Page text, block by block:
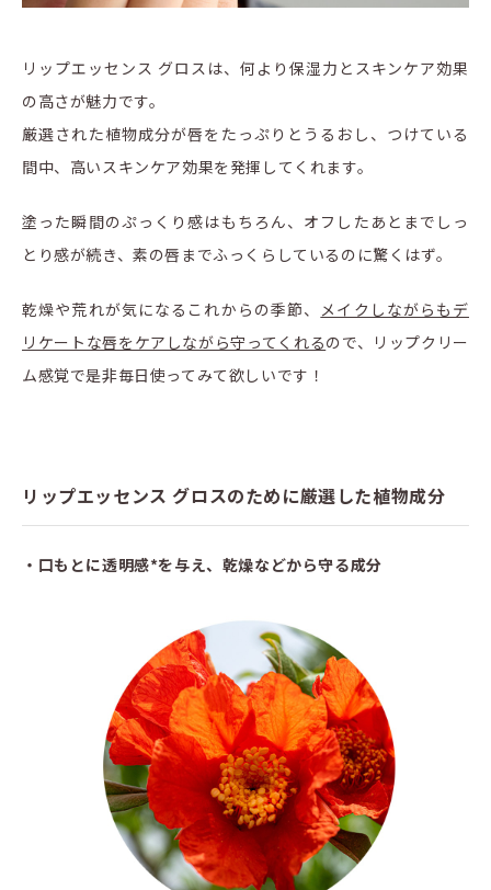
リップエッセンス グロスは、何より保湿力とスキンケア効果
の高さが魅力です。
厳選された植物成分が唇をたっぷりとうるおし、つけている
間中、高いスキンケア効果を発揮してくれます。
塗った瞬間のぷっくり感はもちろん、オフしたあとまでしっ
とり感が続き、素の唇までふっくらしているのに驚くはず。
乾燥や荒れが気になるこれからの季節、
メイクしながらもデ
リケートな唇をケアしながら守ってくれるので、リップクリー
ム感覚で是非毎日使ってみて欲しいです！
リップエッセンス グロスのために厳選した植物成分
・口もとに透明感*を与え、乾燥などから守る成分